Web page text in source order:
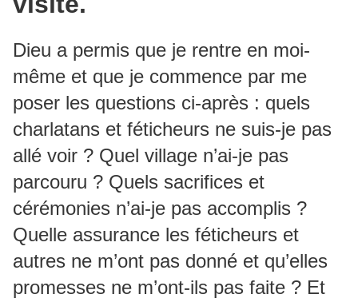
Dieu a permis que je rentre en moi-
même et que je commence par me
poser les questions ci-après : quels
charlatans et féticheurs ne suis-je pas
allé voir ? Quel village n’ai-je pas
parcouru ? Quels sacrifices et
cérémonies n’ai-je pas accomplis ?
Quelle assurance les féticheurs et
autres ne m’ont pas donné et qu’elles
promesses ne m’ont-ils pas faite ? Et